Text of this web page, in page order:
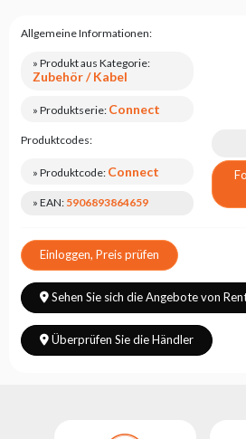
Allgemeine Informationen:
» Produkt aus Kategorie:
Zubehör / Kabel
» Produktserie: Connect
Produktcodes:
» Produktcode: Connect
» EAN: 5906893864659
Einloggen, Preis prüfen
Sehen Sie sich die Angebote von
Überprüfen Sie die Händler